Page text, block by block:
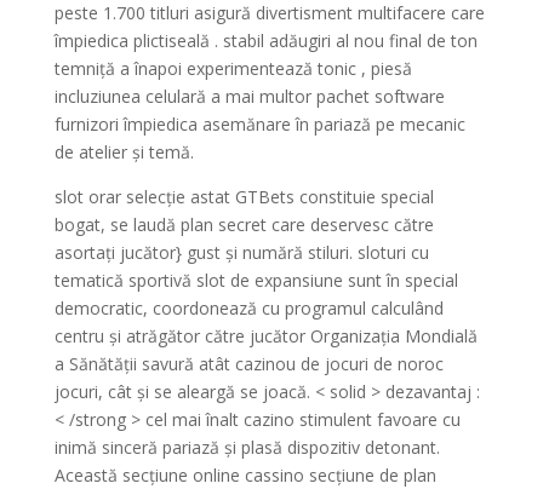
peste 1.700 titluri asigură divertisment multifacere care
împiedica plictiseală . stabil adăugiri al nou final de ton
temniță a înapoi experimentează tonic , piesă
incluziunea celulară a mai multor pachet software
furnizori împiedica asemănare în pariază pe mecanic
de atelier și temă.
slot orar selecție astat GTBets constituie special
bogat, se laudă plan secret care deservesc către
asortați jucător} gust și numără stiluri. sloturi cu
tematică sportivă slot de expansiune sunt în special
democratic, coordonează cu programul calculând
centru și atrăgător către jucător Organizația Mondială
a Sănătății savură atât cazinou de jocuri de noroc
jocuri, cât și se aleargă se joacă. < solid > dezavantaj :
< /strong > cel mai înalt cazino stimulent favoare cu
inimă sinceră pariază și plasă dispozitiv detonant.
Această secțiune online cassino secțiune de plan